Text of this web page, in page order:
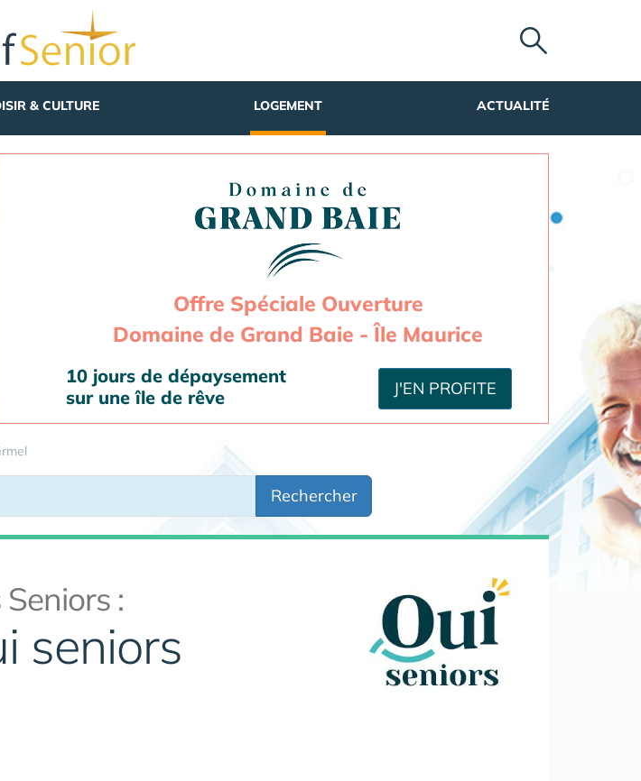
& CULTURE LOGEMENT ACTUALITÉ
Offre Spéciale Ouverture
Domaine de Grand Baie - Île Maurice
J'EN PROFITE
10 jours de dépaysement
sur une île de rêve
Rechercher
:
seniors